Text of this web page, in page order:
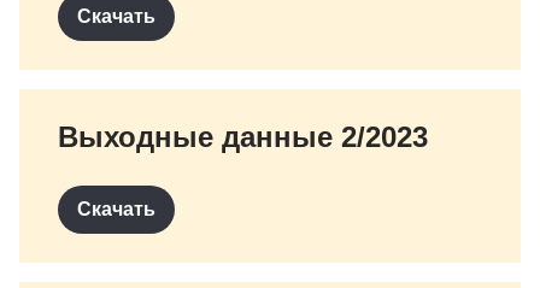
Скачать
Выходные данные 2/2023
Скачать